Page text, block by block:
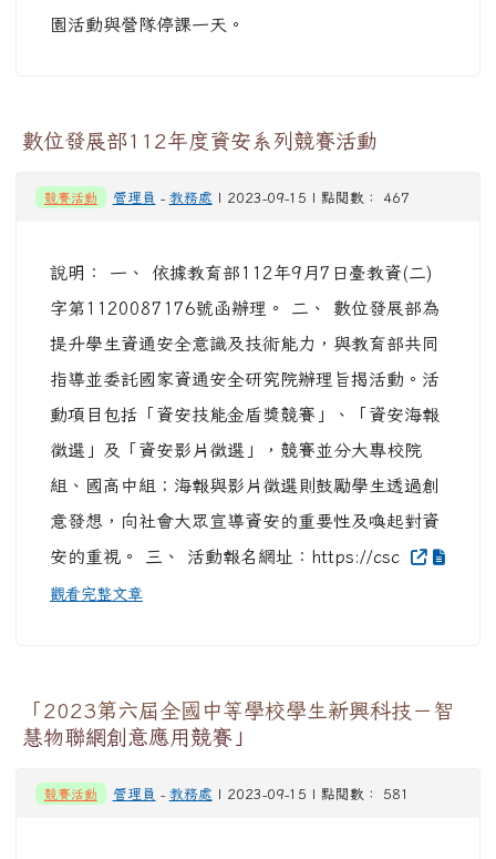
園活動與營隊停課一天。
數位發展部112年度資安系列競賽活動
競賽活動 管理員 - 教務處 | 2023-09-15 | 點閱數： 467
說明： 一、 依據教育部112年9月7日臺教資(二)
字第1120087176號函辦理。 二、 數位發展部為
提升學生資通安全意識及技術能力，與教育部共同
指導並委託國家資通安全研究院辦理旨揭活動。活
動項目包括「資安技能金盾獎競賽」、「資安海報
徵選」及「資安影片徵選」，競賽並分大專校院
組、國高中組；海報與影片徵選則鼓勵學生透過創
意發想，向社會大眾宣導資安的重要性及喚起對資
安的重視。 三、 活動報名網址：https://csc
觀看完整文章
「2023第六屆全國中等學校學生新興科技－智
慧物聯網創意應用競賽」
競賽活動 管理員 - 教務處 | 2023-09-15 | 點閱數： 581